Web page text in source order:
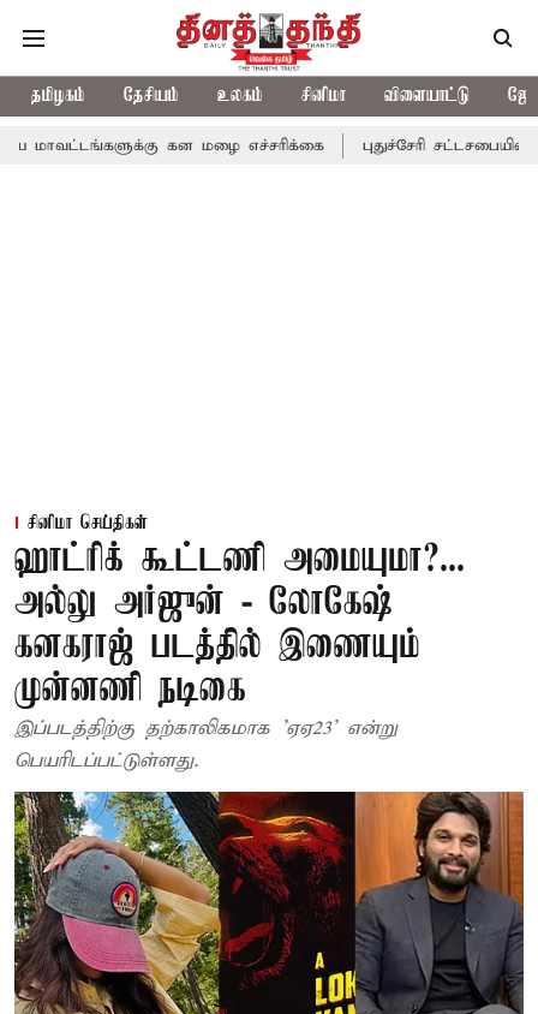
தமிழகம் தேசியம் உலகம் சினிமா விளையாட்டு
கன மழை எச்சரிக்கை புதுச்சேரி சட்டசபையில் வரும்
சினிமா செய்திகள்
ஹாட்ரிக் கூட்டணி அமையுமா?...
அல்லு அர்ஜுன் - லோகேஷ்
கனகராஜ் படத்தில் இணையும்
முன்னணி நடிகை
இப்படத்திற்கு தற்காலிகமாக ’ஏஏ23’ என்று
பெயரிடப்பட்டுள்ளது.